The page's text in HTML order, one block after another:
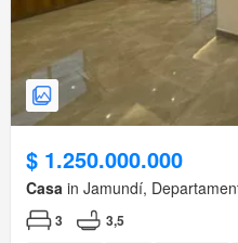
$ 1.250.000.000
Casa in Jamundí,
3 3,5